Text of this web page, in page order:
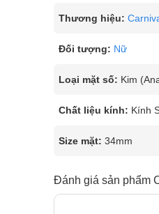
Thương hiệu:
Đối tượng: Nữ
Loại mặt số: Kim
Chất liệu kính: Kính
Size mặt: 34mm
Đánh giá sản phẩm